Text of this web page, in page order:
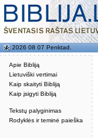
Apie Bibliją
Lietuviški vertimai
Kaip skaityti Bibliją
Kaip įsigyti Bibliją
Tekstų palyginimas
Rodyklės ir teminė paieška
2026 08 07 Penktad.